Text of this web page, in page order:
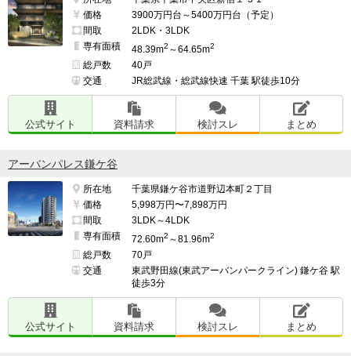
価格
3900万円台～5400万円台（予定）
間取
2LDK・3LDK
専有面積
48.39m2 ～64.65m2
総戸数
40戸
交通
JR総武線・総武線快速 千葉 駅徒歩10分
公式サイト 資料請求 検討スレ まとめ
アーバンパレス鎌ケ谷
所在地
千葉県鎌ケ谷市道野辺本町２丁目
価格
5,998万円〜7,898万円
間取
3LDK～4LDK
専有面積
72.60m2 ～81.96m2
総戸数
70戸
交通
東武野田線(東武アーバンパークライン) 鎌ケ谷 駅
徒歩3分
公式サイト 資料請求 検討スレ まとめ